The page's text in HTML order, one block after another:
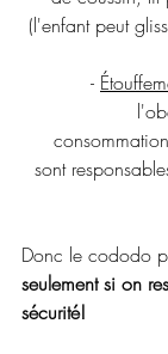
(l'enfant peut
  -
sont
Donc le cododo
seulement si on
sécurité!